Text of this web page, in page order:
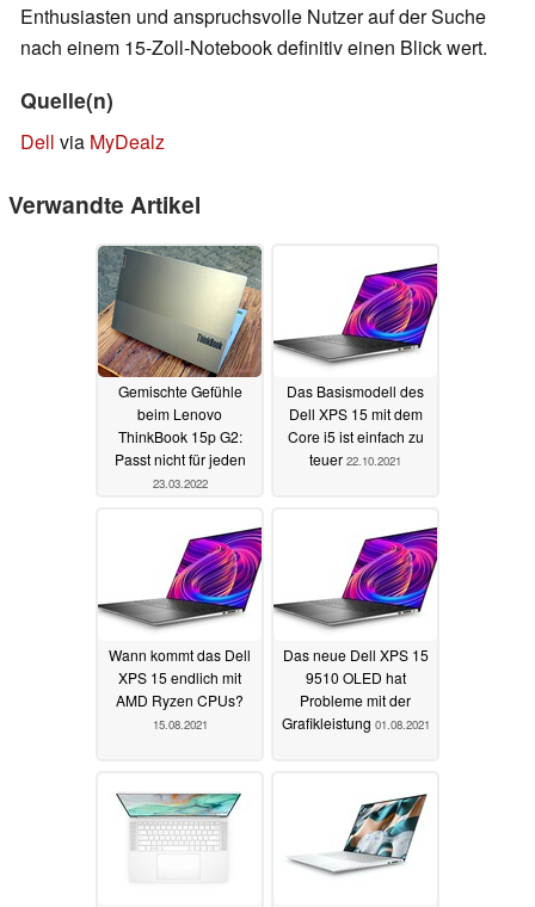
Enthusiasten und anspruchsvolle Nutzer auf der Suche
nach einem 15-Zoll-Notebook definitiv einen Blick wert.
Quelle(n)
Dell via MyDealz
Verwandte Artikel
Gemischte Gefühle
beim Lenovo
ThinkBook 15p G2:
Passt nicht für jeden
23.03.2022
Das Basismodell des
Dell XPS 15 mit dem
Core i5 ist einfach zu
teuer 22.10.2021
Wann kommt das Dell
XPS 15 endlich mit
AMD Ryzen CPUs?
15.08.2021
Das neue Dell XPS 15
9510 OLED hat
Probleme mit der
Grafikleistung 01.08.2021